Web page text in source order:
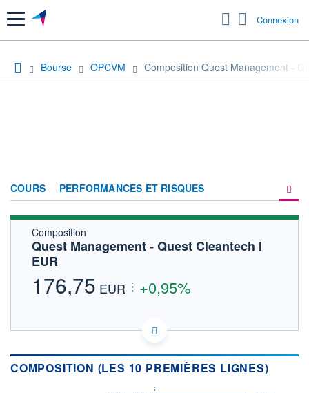
Menu Connexion
Bourse OPCVM Composition Quest Management -
COURS PERFORMANCES ET RISQUES
FORUM
Composition
Quest Management - Quest Cleantech I
EUR
176,75 EUR +0,95%
LU1171478941 - VP Fund Solutions (Luxembourg) SA
Consulter le prospectus / DIC
COMPOSITION (LES 10 PREMIÈRES LIGNES)